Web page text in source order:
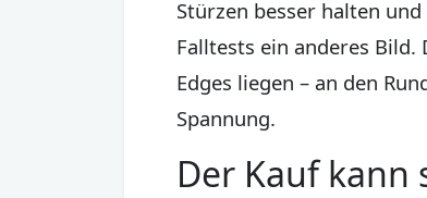
Stürzen besser halten
Falltests ein anderes Bild.
Edges liegen – an den
Spannung.
Der Kauf